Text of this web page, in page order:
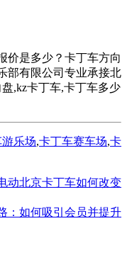
价是多少？卡丁车方向
部有限公司专业承接北
,kz卡丁车,卡丁车多少
乐场,卡丁车赛车场,卡
动北京卡丁车如何改变
：如何吸引会员并提升